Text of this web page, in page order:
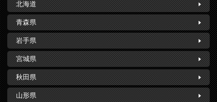
北海道
青森県
岩手県
宮城県
秋田県
山形県